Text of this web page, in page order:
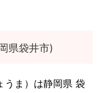
県袋井市)
ま）は静岡県 袋